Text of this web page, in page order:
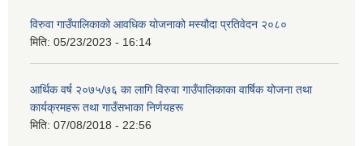
विरुवा गाउँपालिकाको आवधिक योजनाको मस्यौदा प्रतिवेदन २०८०
मिति: 05/23/2023 - 16:14
आर्थिक वर्ष २०७५/७६ का लागि विरुवा गाउँपालिकाका वार्षिक योजना तथा
कार्यक्रमहरू तथा गाउँसभाका निर्णयहरू
मिति: 07/08/2018 - 22:56